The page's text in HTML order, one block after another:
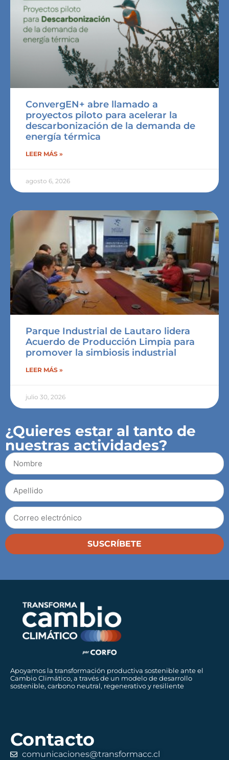
ConvergEN+ abre llamado a
proyectos piloto para acelerar la
descarbonización de la demanda de
energía térmica
LEER MÁS »
agosto 6, 2026
Parque Industrial de Lautaro lidera
Acuerdo de Producción Limpia para
promover la simbiosis industrial
LEER MÁS »
julio 30, 2026
¿Quieres estar al tanto de
nuestras actividades?
SUSCRÍBETE
Apoyamos la transformación productiva sostenible ante el
Cambio Climático, a través de un modelo de desarrollo
sostenible, carbono neutral, regenerativo y resiliente
Contacto
comunicaciones@transformacc.cl